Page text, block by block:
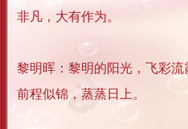
非凡，大有作为。
黎明晖：黎明的阳光，飞彩
前程似锦，蒸蒸日上。